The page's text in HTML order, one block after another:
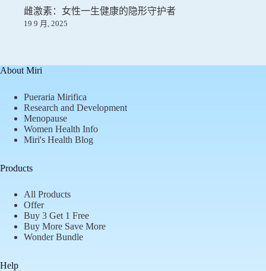
雌激素：女性一生健康的隐形守护者
19 9 月, 2025
About Miri
Pueraria Mirifica
Research and Development
Menopause
Women Health Info
Miri's Health Blog
Products
All Products
Offer
Buy 3 Get 1 Free
Buy More Save More
Wonder Bundle
Help